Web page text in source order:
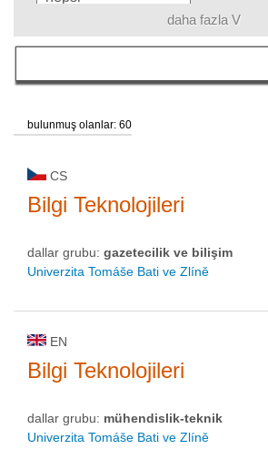
dil
daha fazla V
bulunmuş olanlar: 60
CS
Bilgi Teknolojileri
dallar grubu: gazetecilik ve bilişim
Univerzita Tomáše Bati ve Zlíně
EN
Bilgi Teknolojileri
dallar grubu: mühendislik-teknik
Univerzita Tomáše Bati ve Zlíně